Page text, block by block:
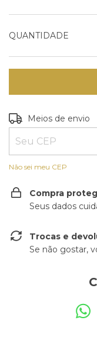
QUANTIDADE
Entregas para o CEP:
Meios de envio
Não sei meu CEP
Compra
Seus dados
Trocas e
Se não gostar,